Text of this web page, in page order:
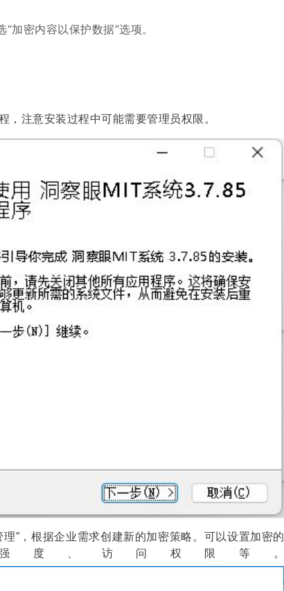
加密内容以保护数据”选项。
注意安装过程中可能需要管理员权限。
”，根据企业需求创建新的加密策略。可以设置加密的
度、访问权限等。